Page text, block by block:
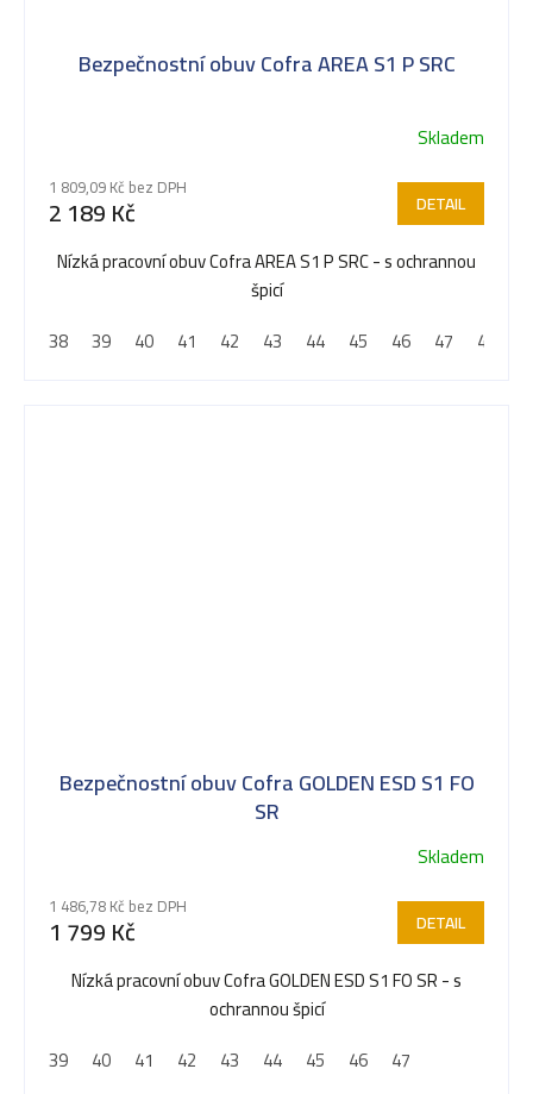
Bezpečnostní obuv Cofra AREA S1 P SRC
Skladem
1 809,09 Kč bez DPH
2 189 Kč DETAIL
Nízká pracovní obuv Cofra AREA S1 P SRC - s ochrannou
špicí
38
39 40 41 42 43 44 45 46 47 48
Bezpečnostní obuv Cofra GOLDEN ESD S1 FO
SR
Skladem
1 486,78 Kč bez DPH
1 799 Kč DETAIL
Nízká pracovní obuv Cofra GOLDEN ESD S1 FO SR - s
ochrannou špicí
39
40 41 42 43 44 45 46 47